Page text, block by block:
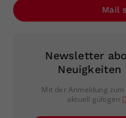
Mail
Newsletter
Neuigkeiten
Mit der Anmeldung
aktuell gültigen